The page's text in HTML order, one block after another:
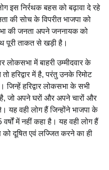
इस निर्रथक बहस को बढ़ावा दे रहे
की सोच के विपरीत भाजपा को
की जनता अपने जननायक को
पूरी ताकत से खड़ी है।
लोकसभा में बाहरी उम्मीदवार के
हरिद्वार में है, परंतु उनके रिमोट
हरिद्वार लोकसभा के सभी
है, जो अपने घरों और अपने चारों और
यह वही लोग हैं जिन्होंने भाजपा के
में नहीं कहा है। यह वही लोग हैं
दूषित एवं लज्जित करने का ही